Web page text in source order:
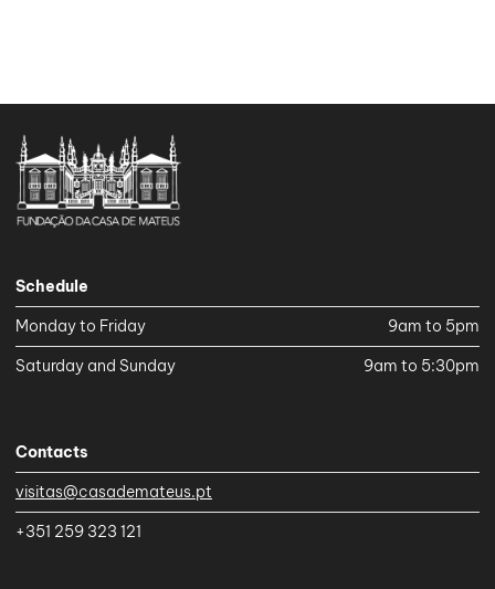
Schedule
Monday to Friday
9am to 5pm
Saturday and Sunday
9am to 5:30pm
Contacts
visitas@casademateus.pt
+351 259 323 121